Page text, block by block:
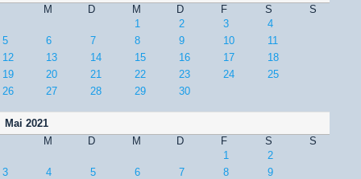
M
D M D F S
S
1
2 3
4
5
6 7 8 9 10
11
12
13 14 15 16 17
18
19
20 21 22 23 24
25
26
27 28 29 30
Mai 2021
M
D M D F S
S
1
2
3
4 5 6 7 8
9